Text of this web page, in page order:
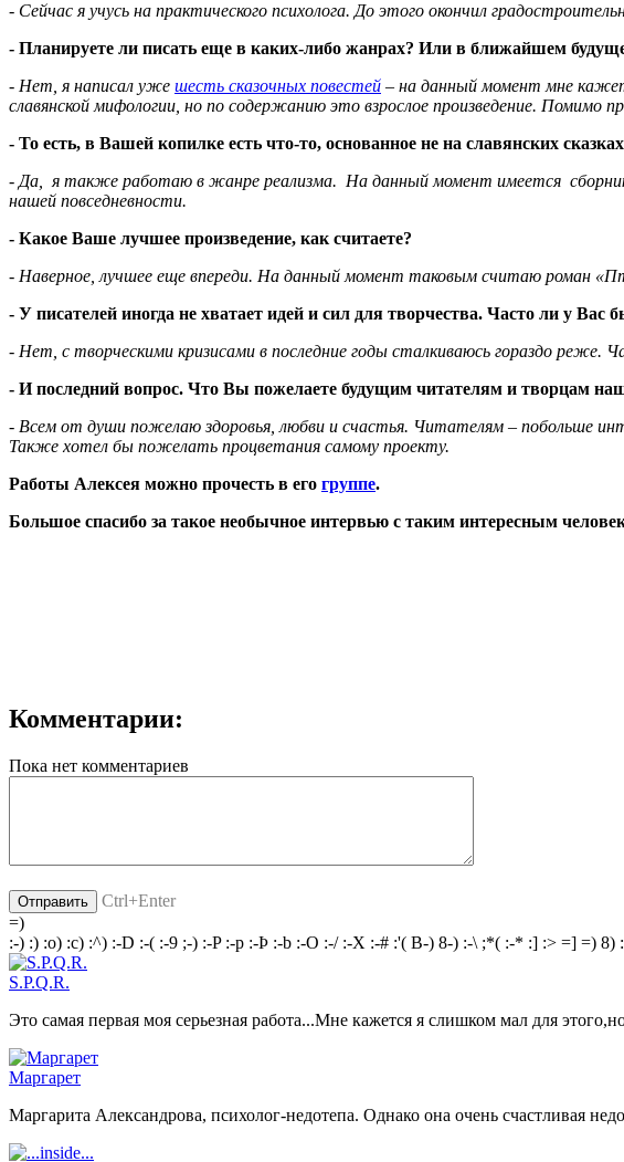
- Сейчас я учусь на практического психолога. До этого окончил
- Планируете ли писать еще в каких-либо жанрах? Или в ближайшем
- Нет, я написал уже шесть сказочных повестей – на данный момент мне
славянской мифологии, но по содержанию это взрослое произведение.
- То есть, в Вашей копилке есть что-то, основанное не на славянских
- Да, я также работаю в жанре реализма. На данный момент имеется сборник
нашей повседневности.
- Какое Ваше лучшее произведение, как считаете?
- Наверное, лучшее еще впереди. На данный момент таковым считаю роман
- У писателей иногда не хватает идей и сил для творчества. Часто ли у
- Нет, с творческими кризисами в последние годы сталкиваюсь гораздо реже.
- И последний вопрос. Что Вы пожелаете будущим читателям и творцам
- Всем от души пожелаю здоровья, любви и счастья. Читателям – побольше
Также хотел бы пожелать процветания самому проекту.
Работы Алексея можно прочесть в его группе.
Большое спасибо за такое необычное интервью с таким интересным
Комментарии:
Пока нет комментариев
Ctrl+Enter
=)
:-) :) :o) :c) :^) :-D :-( :-9 ;-) :-P :-p :-Þ :-b :-O :-/ :-X :-# :'( B-) 8-) :-\ ;*( :-* :] :> =] =) 8)
S.P.Q.R.
Это самая первая моя серьезная работа...Мне кажется я слишком мал для
Маргарет
Маргарита Александрова, психолог-недотепа. Однако она очень счастливая